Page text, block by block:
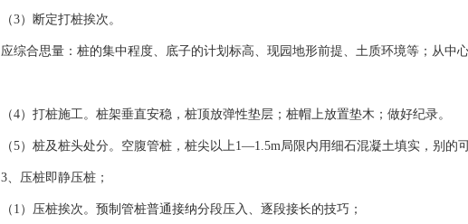
（3）断定打桩挨次。
应综合思量：桩的集中程度、底子的计划标高、现园地形前提、土质环境等；从中
（4）打桩施工。桩架垂直安稳，桩顶放弹性垫层；桩帽上放置垫木；做好纪录。
（5）桩及桩头处分。空腹管桩，桩尖以上1—1.5m局限内用细石混凝土填实，别的
3、压桩即静压桩；
（1）压桩挨次。预制管桩普通接纳分段压入、逐段接长的技巧；